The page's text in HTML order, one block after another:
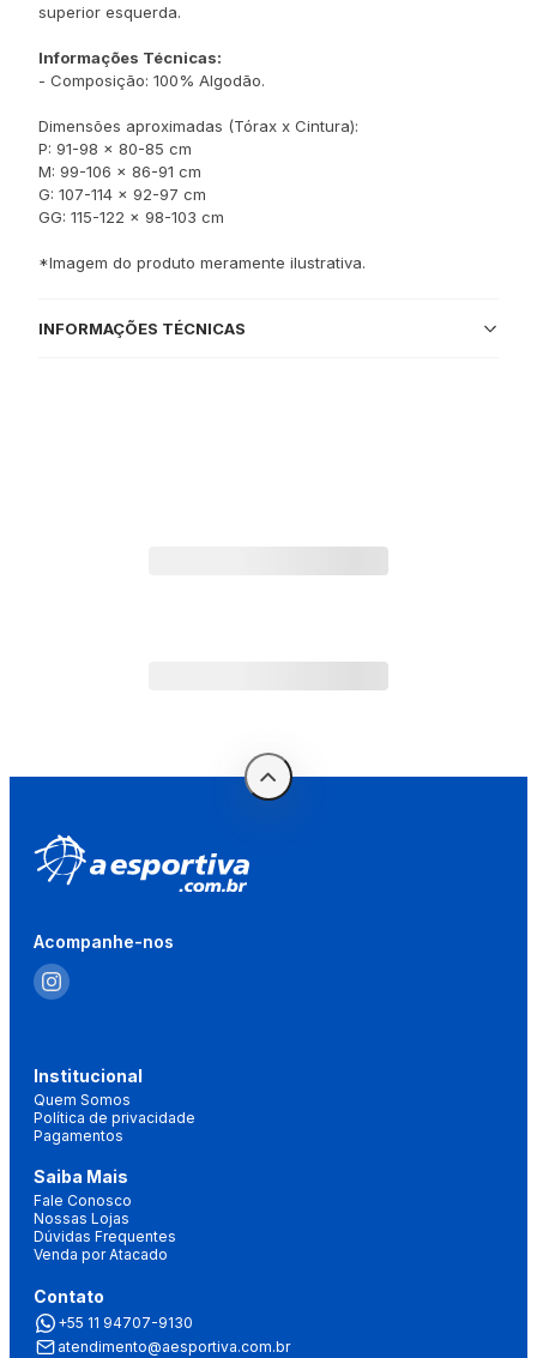
superior esquerda.
Informações Técnicas:
- Composição: 100% Algodão.
Dimensões aproximadas (Tórax x Cintura):
P: 91-98 x 80-85 cm
M: 99-106 x 86-91 cm
G: 107-114 x 92-97 cm
GG: 115-122 x 98-103 cm
*Imagem do produto meramente ilustrativa.
INFORMAÇÕES TÉCNICAS
Acompanhe-nos
Institucional
Quem Somos
Política de privacidade
Pagamentos
Saiba Mais
Fale Conosco
Nossas Lojas
Dúvidas Frequentes
Venda por Atacado
Contato
+55 11 94707-9130
atendimento@aesportiva.com.br